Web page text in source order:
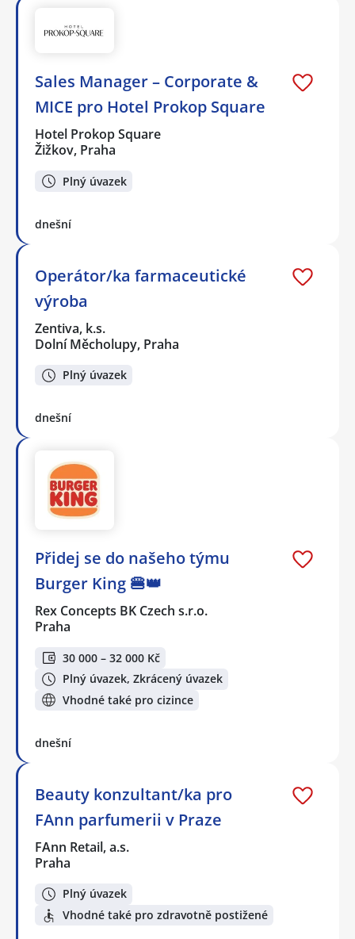
Sales Manager – Corporate &
MICE pro Hotel Prokop Square
Hotel Prokop Square
Žižkov, Praha
Plný úvazek
dnešní
Operátor/ka farmaceutické
výroba
Zentiva, k.s.
Dolní Měcholupy, Praha
Plný úvazek
dnešní
Přidej se do našeho týmu
Burger King 🍔👑
Rex Concepts BK Czech s.r.o.
Praha
30 000 – 32 000 Kč
Plný úvazek, Zkrácený úvazek
Vhodné také pro cizince
dnešní
Beauty konzultant/ka pro
FAnn parfumerii v Praze
FAnn Retail, a.s.
Praha
Plný úvazek
Vhodné také pro zdravotně postižené